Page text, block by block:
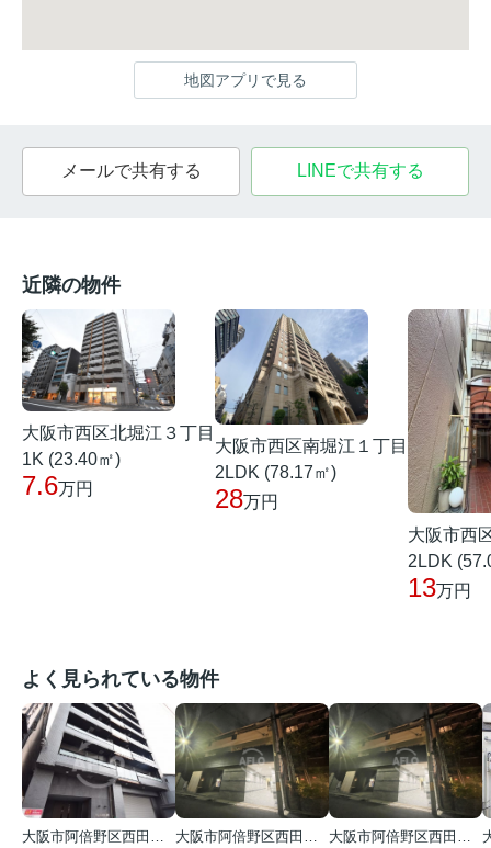
地図アプリで見る
メールで共有する LINEで共有する
近隣の物件
大阪市西区北堀江３丁目
1K (23.40㎡)
7.6万円
大阪市西区南堀江１丁目
2LDK (78.17㎡)
28万円
大阪市西
2LDK
13万円
よく見られている物件
大阪市阿倍野区西田辺町１丁目
大阪市阿倍野区西田辺町１丁目
大阪市阿倍野区西田辺町１丁目